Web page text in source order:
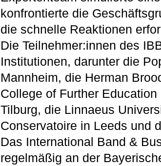
konfrontierte die
die schnelle Reaktionen
Die Teilnehmer:innen des
Institutionen, darunter die
Mannheim, die Herman
College of Further
Tilburg, die Linnaeus
Conservatoire in Leeds und
Das International Band &
regelmäßig an der